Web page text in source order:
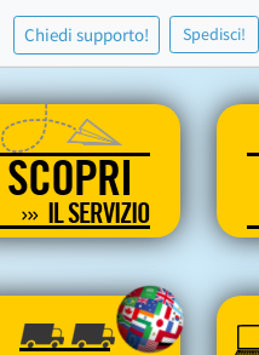
Chiedi supporto! Spedisci!
SCOPRI
IL SERVIZIO